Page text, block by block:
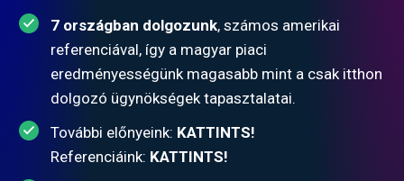
7 országban dolgozunk, számos amerikai
referenciával, így a magyar piaci
eredményességünk magasabb mint a csak itthon
dolgozó ügynökségek tapasztalatai.
További előnyeink: KATTINTS!
Referenciáink: KATTINTS!